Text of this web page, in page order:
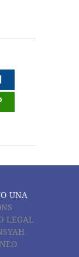
UNA
LEGAL